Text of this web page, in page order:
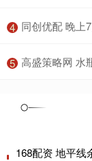
4 同创优配 晚上7点！中国
5 高盛策略网 水